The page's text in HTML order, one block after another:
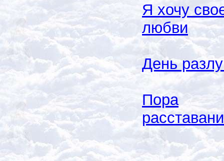
Я хочу
любви
День
Пора